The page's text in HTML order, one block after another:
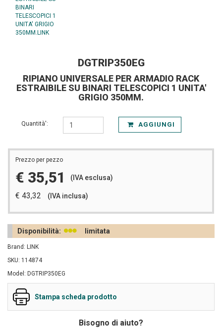
DGTRIP350EG
RIPIANO UNIVERSALE PER ARMADIO RACK
ESTRAIBILE SU BINARI TELESCOPICI 1 UNITA'
GRIGIO 350MM.
Quantità': AGGIUNGI
Prezzo per pezzo
€ 35,51 (IVA esclusa)
€ 43,32 (IVA inclusa)
Disponibilità: limitata
Brand: LINK
SKU: 114874
Model: DGTRIP350EG
Stampa scheda prodotto
Bisogno di aiuto?